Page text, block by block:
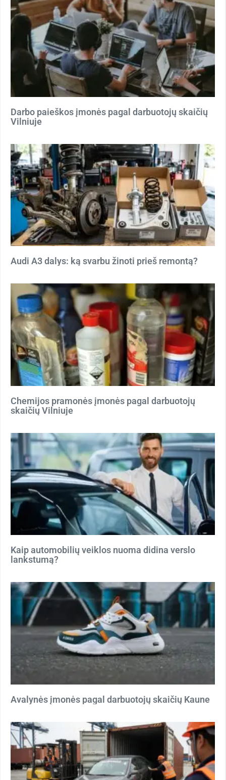
Darbo paieškos įmonės pagal darbuotojų skaičių
Vilniuje
Audi A3 dalys: ką svarbu žinoti prieš remontą?
Chemijos pramonės įmonės pagal darbuotojų
skaičių Vilniuje
Kaip automobilių veiklos nuoma didina verslo
lankstumą?
Avalynės įmonės pagal darbuotojų skaičių Kaune